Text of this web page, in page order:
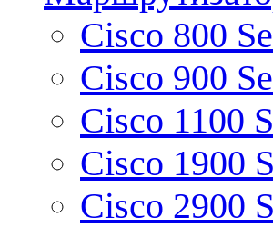
Cisco 800
Cisco 900
Cisco 1100
Cisco 1900
Cisco 2900